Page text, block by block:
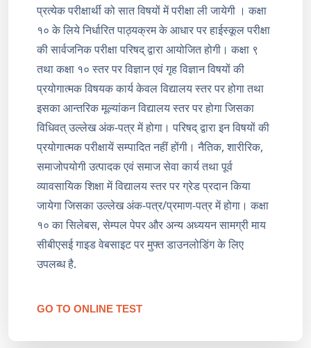
प्रत्येक परीक्षार्थी को सात विषयों में परीक्षा ली जायेगी । कक्षा
१० के लिये निर्धारित पाठ्यक्रम के आधार पर हाईस्कूल परीक्षा
की सार्वजनिक परीक्षा परिषद् द्वारा आयोजित होगी। कक्षा ९
तथा कक्षा १० स्तर पर विज्ञान एवं गृह विज्ञान विषयों की
प्रयोगात्मक विषयक कार्य केवल विद्यालय स्तर पर होगा तथा
इसका आन्तरिक मूल्यांकन विद्यालय स्तर पर होगा जिसका
विधिवत् उल्लेख अंक-पत्र में होगा। परिषद् द्वारा इन विषयों की
प्रयोगात्मक परीक्षायें सम्पादित नहीं होंगी। नैतिक, शारीरिक,
समाजोपयोगी उत्पादक एवं समाज सेवा कार्य तथा पूर्व
व्यावसायिक शिक्षा में विद्यालय स्तर पर ग्रेड प्रदान किया
जायेगा जिसका उल्लेख अंक-पत्र/प्रमाण-पत्र में होगा। कक्षा
१० का सिलेबस, सेम्पल पेपर और अन्य अध्ययन सामग्री माय
सीबीएसई गाइड वेबसाइट पर मुफ्त डाउनलोडिंग के लिए
उपलब्ध है.
GO TO ONLINE TEST